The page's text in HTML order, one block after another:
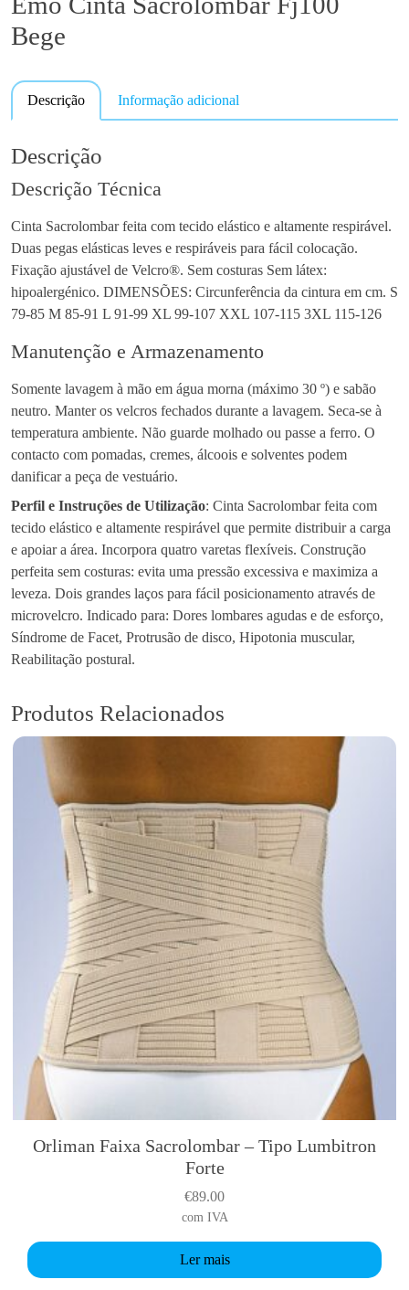
Bege
Descrição Informação adicional
Descrição
Descrição Técnica
Cinta Sacrolombar feita com tecido elástico e altamente respirável.
Duas pegas elásticas leves e respiráveis para fácil colocação.
Fixação ajustável de Velcro®. Sem costuras Sem látex:
hipoalergénico. DIMENSÕES: Circunferência da cintura em cm. S
79-85 M 85-91 L 91-99 XL 99-107 XXL 107-115 3XL 115-126
Manutenção e Armazenamento
Somente lavagem à mão em água morna (máximo 30 º) e sabão
neutro. Manter os velcros fechados durante a lavagem. Seca-se à
temperatura ambiente. Não guarde molhado ou passe a ferro. O
contacto com pomadas, cremes, álcoois e solventes podem
danificar a peça de vestuário.
Perfil e Instruções de Utilização: Cinta Sacrolombar feita com
tecido elástico e altamente respirável que permite distribuir a carga
e apoiar a área. Incorpora quatro varetas flexíveis. Construção
perfeita sem costuras: evita uma pressão excessiva e maximiza a
leveza. Dois grandes laços para fácil posicionamento através de
microvelcro. Indicado para: Dores lombares agudas e de esforço,
Síndrome de Facet, Protrusão de disco, Hipotonia muscular,
Reabilitação postural.
Produtos Relacionados
Orliman Faixa Sacrolombar – Tipo Lumbitron
Forte
€89.00
com IVA
Ler mais